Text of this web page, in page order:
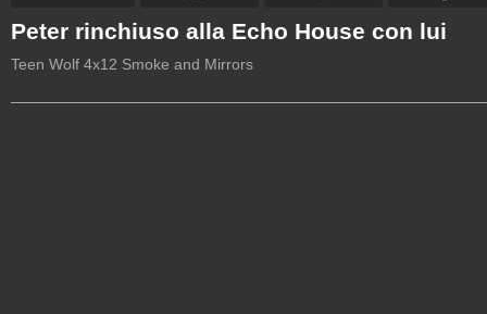
Peter rinchiuso alla Echo House con lui
Teen Wolf 4x12 Smoke and Mirrors